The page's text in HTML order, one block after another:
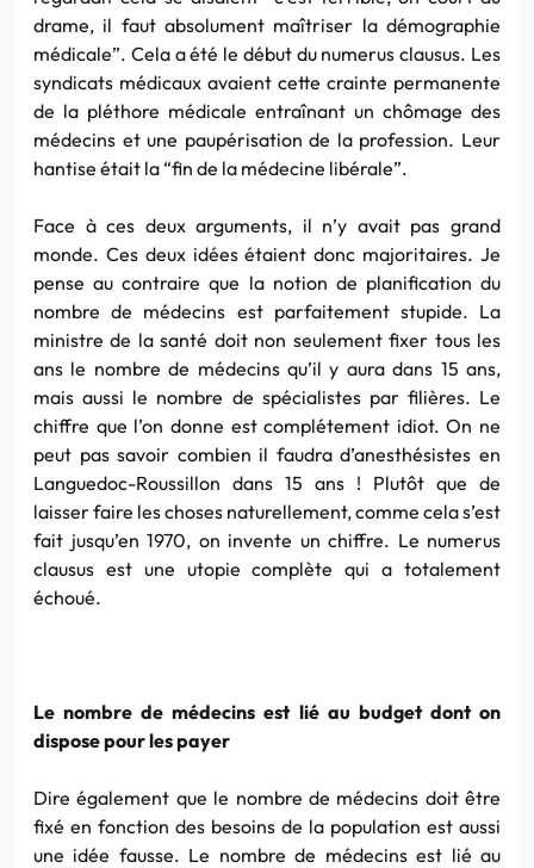
drame, il faut absolument maîtriser la démographie
médicale”. Cela a été le début du numerus clausus. Les
syndicats médicaux avaient cette crainte permanente
de la pléthore médicale entraînant un chômage des
médecins et une paupérisation de la profession. Leur
hantise était la “fin de la médecine libérale”.
Face à ces deux arguments, il n’y avait pas grand
monde. Ces deux idées étaient donc majoritaires. Je
pense au contraire que la notion de planification du
nombre de médecins est parfaitement stupide. La
ministre de la santé doit non seulement fixer tous les
ans le nombre de médecins qu’il y aura dans 15 ans,
mais aussi le nombre de spécialistes par filières. Le
chiffre que l’on donne est complétement idiot. On ne
peut pas savoir combien il faudra d’anesthésistes en
Languedoc-Roussillon dans 15 ans ! Plutôt que de
laisser faire les choses naturellement, comme cela s’est
fait jusqu’en 1970, on invente un chiffre. Le numerus
clausus est une utopie complète qui a totalement
échoué.
Le nombre de médecins est lié au budget dont on
dispose pour les payer
Dire également que le nombre de médecins doit être
fixé en fonction des besoins de la population est aussi
une idée fausse. Le nombre de médecins est lié au